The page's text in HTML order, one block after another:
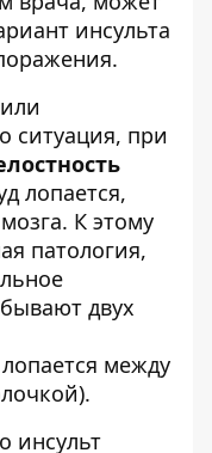
инсульта
ситуация, при
лопается,
К этому
патология,
двух
между
инсульт